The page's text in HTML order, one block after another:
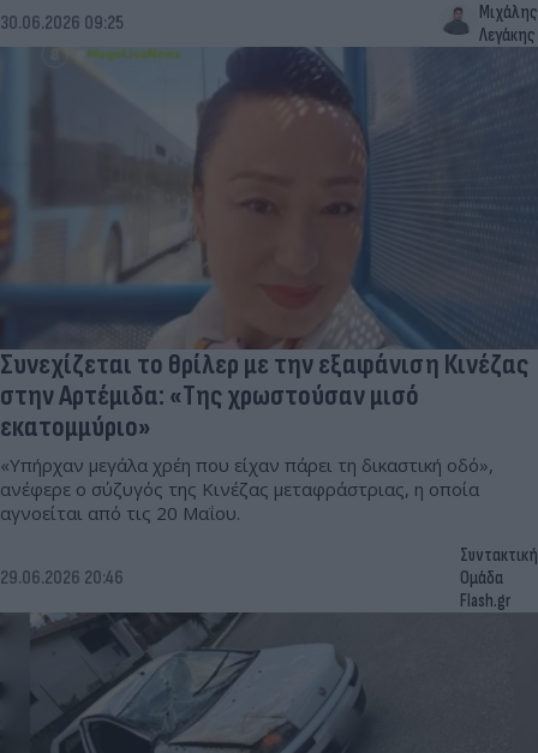
30.06.2026 09:25
Μιχάλης
Λεγάκης
Συνεχίζεται το θρίλερ με την εξαφάνιση Κινέζας
στην Αρτέμιδα: «Της χρωστούσαν μισό
εκατομμύριο»
«Υπήρχαν μεγάλα χρέη που είχαν πάρει τη δικαστική οδό»,
ανέφερε ο σύζυγός της Κινέζας μεταφράστριας, η οποία
αγνοείται από τις 20 Μαΐου.
29.06.2026 20:46
Συντακτική
Ομάδα
Flash.gr